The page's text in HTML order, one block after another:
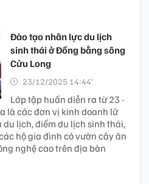
Đào tạo nhân lực du lịch
sinh thái ở Đồng bằng sông
Cửu Long
23/12/2025 14:44’
Lớp tập huấn diễn ra từ 23 -
là các đơn vị kinh doanh lữ
lịch, điểm du lịch sinh thái,
hộ gia đình có vườn cây ăn
nghệ cao trên địa bàn